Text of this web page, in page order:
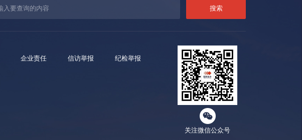
企业责任 信访举报 纪检举报
关注微信公众号